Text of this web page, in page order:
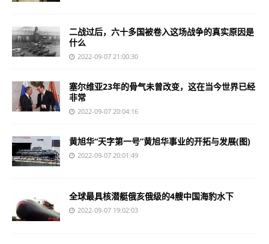
二战过后，六十多国被卷入这场战争的真实原因是
什么
2022-09-07 21:00:30
塞尔维亚23年的骨气未曾改变，这在当今世界已经
非常
2022-09-07 20:04:16
黄旭华“天字第一号”黄旭华事业的开拓与发展(图)
2022-09-07 20:01:49
全球最具核潜艇俄亥俄级的4艘中国海豹水下
2022-09-07 19:02:03